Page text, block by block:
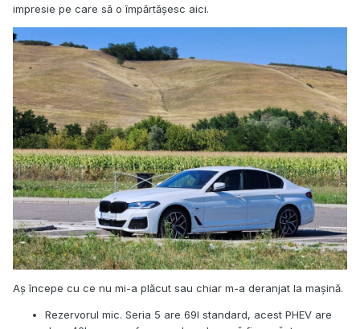
impresie pe care să o împărtășesc aici.
Aș începe cu ce nu mi-a plăcut sau chiar m-a deranjat la mașină.
Rezervorul mic. Seria 5 are 69l standard, acest PHEV are